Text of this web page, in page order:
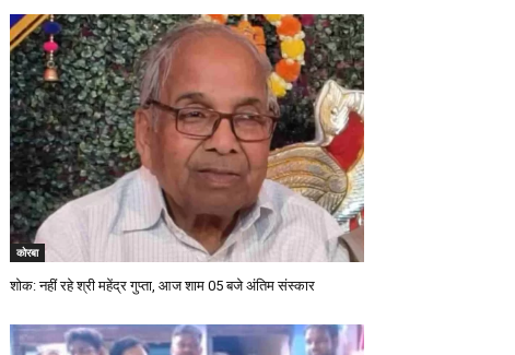
कोरबा
शोक: नहीं रहे श्री महेंद्र गुप्ता, आज शाम 05 बजे अंतिम संस्कार